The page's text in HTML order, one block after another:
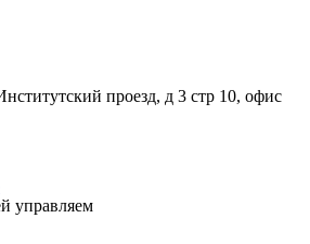
проезд, д 3 стр 10, офис
управляем